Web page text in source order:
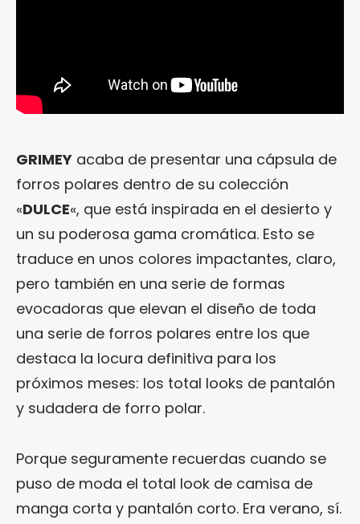
GRIMEY acaba de presentar una cápsula de
forros polares dentro de su colección
«DULCE«, que está inspirada en el desierto y
un su poderosa gama cromática. Esto se
traduce en unos colores impactantes, claro,
pero también en una serie de formas
evocadoras que elevan el diseño de toda
una serie de forros polares entre los que
destaca la locura definitiva para los
próximos meses: los total looks de pantalón
y sudadera de forro polar.
Porque seguramente recuerdas cuando se
puso de moda el total look de camisa de
manga corta y pantalón corto. Era verano, sí.